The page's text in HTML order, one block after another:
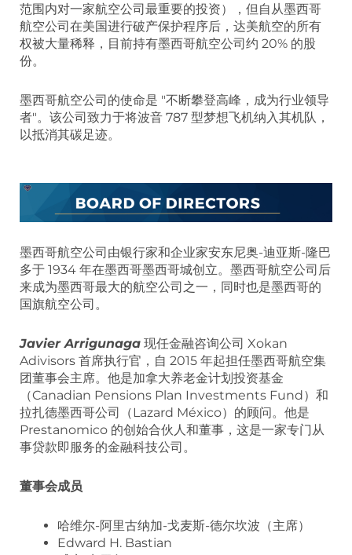
范围内对一家航空公司最重要的投资），但自从墨西哥
航空公司在美国进行破产保护程序后，达美航空的所有
权被大量稀释，目前持有墨西哥航空公司约 20% 的股
份。
墨西哥航空公司的使命是 "不断攀登高峰，成为行业领导
者"。该公司致力于将波音 787 型梦想飞机纳入其机队，
以抵消其碳足迹。
墨西哥航空公司由银行家和企业家安东尼奥-迪亚斯-隆巴
多于 1934 年在墨西哥墨西哥城创立。墨西哥航空公司后
来成为墨西哥最大的航空公司之一，同时也是墨西哥的
国旗航空公司。
Javier Arrigunaga 现任金融咨询公司 Xokan
Adivisors 首席执行官，自 2015 年起担任墨西哥航空集
团董事会主席。他是加拿大养老金计划投资基金
（Canadian Pensions Plan Investments Fund）和
拉扎德墨西哥公司（Lazard México）的顾问。他是
Prestanomico 的创始合伙人和董事，这是一家专门从
事贷款即服务的金融科技公司。
董事会成员
哈维尔-阿里古纳加-戈麦斯-德尔坎波（主席）
Edward H. Bastian